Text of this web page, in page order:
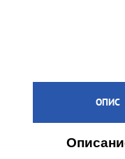
ОПИС